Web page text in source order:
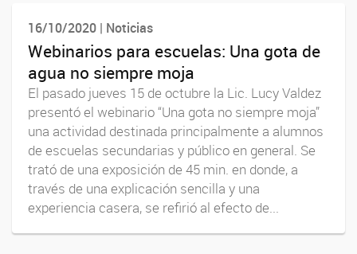
16/10/2020 | Noticias
Webinarios para escuelas: Una gota de
agua no siempre moja
El pasado jueves 15 de octubre la Lic. Lucy Valdez
presentó el webinario “Una gota no siempre moja”
una actividad destinada principalmente a alumnos
de escuelas secundarias y público en general. Se
trató de una exposición de 45 min. en donde, a
través de una explicación sencilla y una
experiencia casera, se refirió al efecto de...